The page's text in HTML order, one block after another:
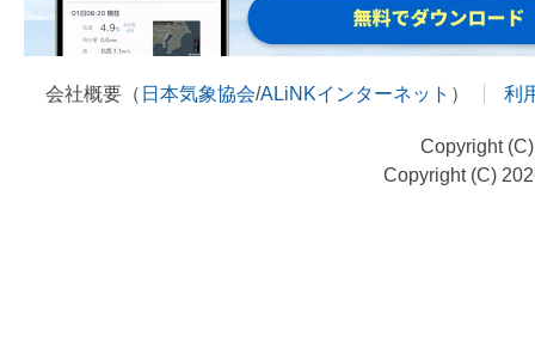
会社概要（ 日本気象協会/ALiNKインターネット ） 利
Copyright
Copyright (C)